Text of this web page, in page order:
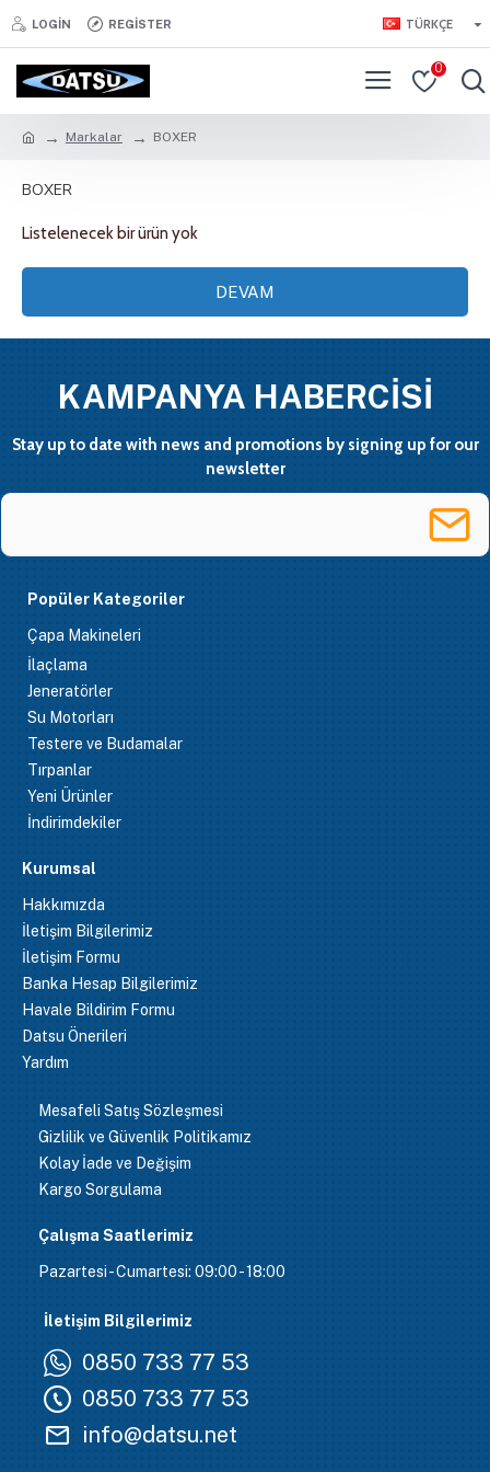
LOGIN REGISTER TÜRKÇE
0
Markalar BOXER
BOXER
Listelenecek bir ürün yok
DEVAM
KAMPANYA HABERCİSİ
Stay up to date with news and promotions by signing up for our
newsletter
Popüler Kategoriler
Çapa Makineleri
İlaçlama
Jeneratörler
Su Motorları
Testere ve Budamalar
Tırpanlar
Yeni Ürünler
İndirimdekiler
Kurumsal
Hakkımızda
İletişim Bilgilerimiz
İletişim Formu
Banka Hesap Bilgilerimiz
Havale Bildirim Formu
Datsu Önerileri
Yardım
Mesafeli Satış Sözleşmesi
Gizlilik ve Güvenlik Politikamız
Kolay İade ve Değişim
Kargo Sorgulama
Çalışma Saatlerimiz
Pazartesi - Cumartesi: 09:00 - 18:00
İletişim Bilgilerimiz
0850 733 77 53
0850 733 77 53
info@datsu.net